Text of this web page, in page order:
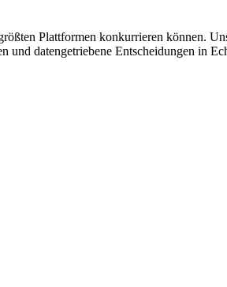
Plattformen konkurrieren können.
und datengetriebene Entscheidungen in